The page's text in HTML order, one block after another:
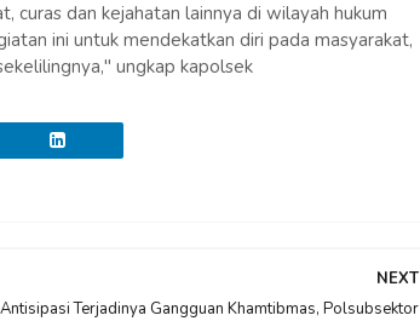
curas dan kejahatan lainnya di wilayah hukum
ini untuk mendekatkan diri pada masyarakat,
ungkap kapolsek
NEXT
Antisipasi Terjadinya Gangguan Khamtibmas, Polsubsektor